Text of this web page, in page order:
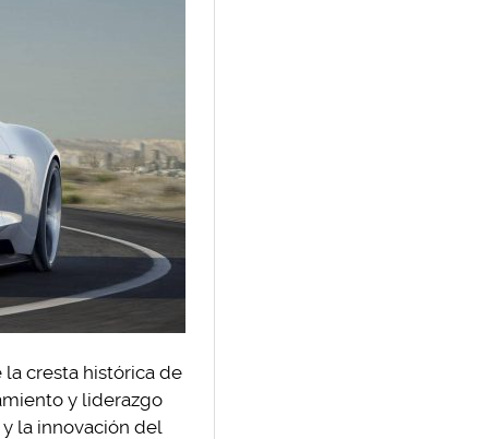
la cresta histórica de
y liderazgo
la innovación del